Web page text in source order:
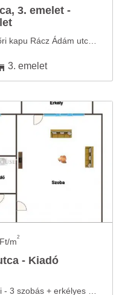
3. emelet -
3. emelet
m2
- Kiadó